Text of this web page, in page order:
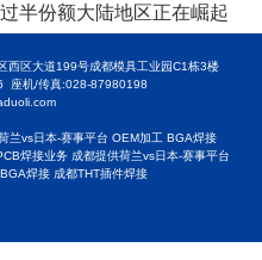
半份额大陆地区正在崛起
西区大道199号成都模具工业园C1栋3楼
座机/传真:028-87980198
兰vs日本-赛事平台 OEM加工 BGA焊接
焊接业务 成都提供荷兰vs日本-赛事平台
焊接 成都THT插件焊接